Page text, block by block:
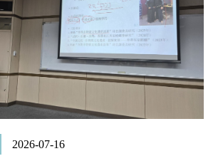
2026-07-16